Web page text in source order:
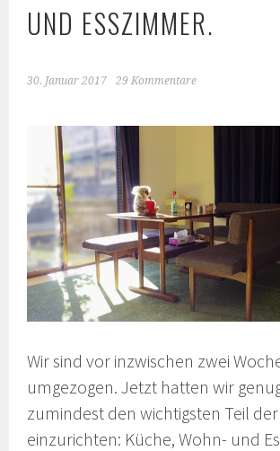
UND ESSZIMMER.
30. Januar 2017 29 Kommentare
Wir sind vor inzwischen zwei
umgezogen. Jetzt hatten wir
zumindest den wichtigsten Teil
einzurichten: Küche, Wohn- und